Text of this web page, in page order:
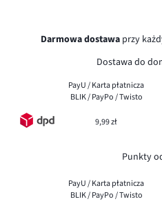
Darmowa dostawa przy
Dostawa do
PayU / Karta płatnicza
BLIK / PayPo / Twisto
9,99 zł
Punkty
PayU / Karta płatnicza
BLIK / PayPo / Twisto